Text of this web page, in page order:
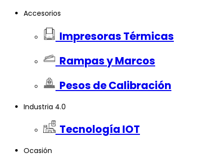
Accesorios
Impresoras Térmicas
Rampas y Marcos
Pesos de Calibración
Industria 4.0
Tecnología IOT
Ocasión